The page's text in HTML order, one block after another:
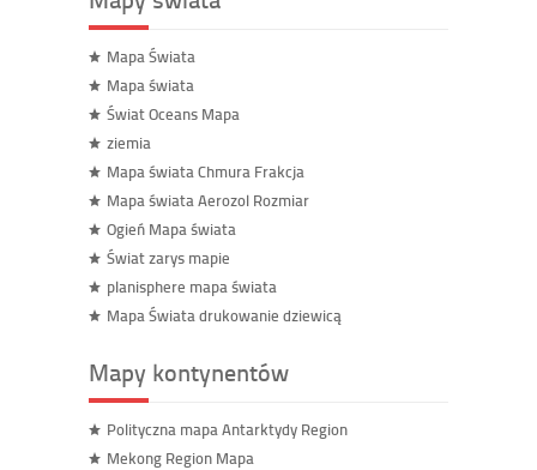
Mapa Świata
Mapa świata
Świat Oceans Mapa
ziemia
Mapa świata Chmura Frakcja
Mapa świata Aerozol Rozmiar
Ogień Mapa świata
Świat zarys mapie
planisphere mapa świata
Mapa Świata drukowanie dziewicą
Mapy kontynentów
Polityczna mapa Antarktydy Region
Mekong Region Mapa